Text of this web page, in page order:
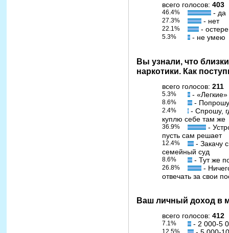
всего голосов: 403
46.4% - да
27.3% - нет
22.1% -
5.3% - не умею
Вы узнали, что
наркотики. Как
всего голосов: 211
5.3% -
8.6% - Попрошу
2.4%
- Спрошу,
куплю себе там же
36.9%
-
пусть сам решает
12.4%
- Закачу
семейный суд
8.6% - Тут же
26.8%
-
отвечать за свои
Ваш личный доход в
всего голосов: 412
7.1% - 2 000-5
12.5%